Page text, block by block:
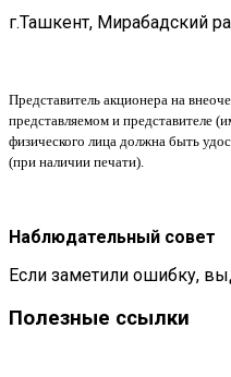
г.Ташкент, Мирабадский
Представитель акционера на
представляемом и представителе
физического лица должна быть
(при наличии печати).
Наблюдательный совет
Если заметили ошибку,
Полезные ссылки